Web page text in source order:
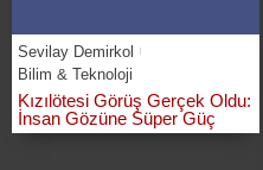
Sevilay Demirkol
Bilim & Teknoloji
Kızılötesi Görüş Gerçek Oldu:
İnsan Gözüne Süper Güç